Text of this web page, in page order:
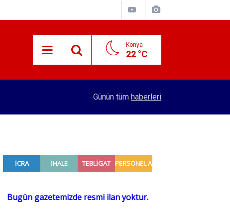
Konya
22 °C
Merkez Bankası rezervleri açıklandı
Günün tüm haberleri